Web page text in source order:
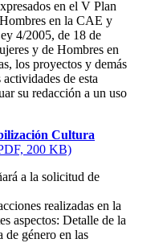
en el V Plan
en la CAE y
4/2005, de 18 de
y de Hombres en
los proyectos y demás
de esta
su redacción a un uso
Cultura
200 KB)
a la solicitud de
realizadas en la
aspectos: Detalle de la
de género en las